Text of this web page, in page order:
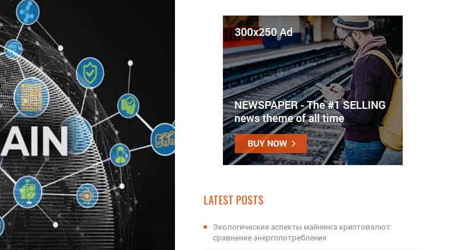
LATEST POSTS
Экологические аспекты майнинга криптовалют:
сравнение энергопотребления